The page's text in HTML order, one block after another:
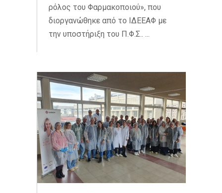
ρόλος του Φαρμακοποιού», που
διοργανώθηκε από το ΙΔΕΕΑΦ με
την υποστήριξη του Π.Φ.Σ.. ...